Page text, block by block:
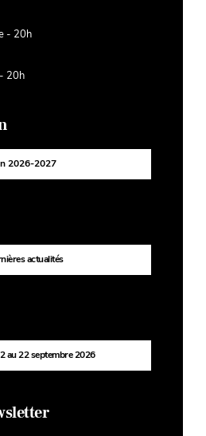
- 20h
20h
2026-2027
actualités
au 22 septembre 2026